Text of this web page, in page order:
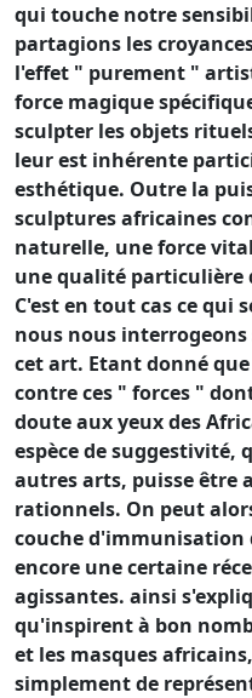
qui touche notre
partagions les
l'effet " purement "
force magique
sculpter les objets
leur est inhérente
esthétique. Outre la
sculptures africaines
naturelle, une force
une qualité particulière
C'est en tout cas ce qui
nous nous
cet art. Etant donné
contre ces " forces "
doute aux yeux des
espèce de suggestivité,
autres arts, puisse être
rationnels. On peut
couche d'immunisation
encore une certaine
agissantes. ainsi
qu'inspirent à bon
et les masques
simplement de